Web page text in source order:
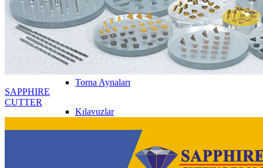
Sapphire Pro-X
Parmak Frezeler
Torna Aynaları
Kılavuzlar
SAPPHIRE
CUTTER